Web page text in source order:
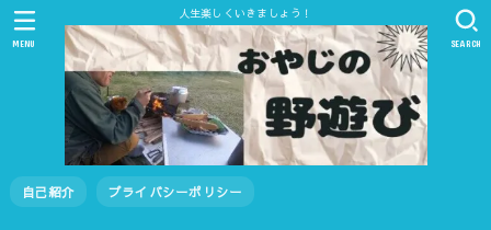
人生楽しくいきましょう！
自己紹介 プライバシーポリシー
SEARCH
MENU